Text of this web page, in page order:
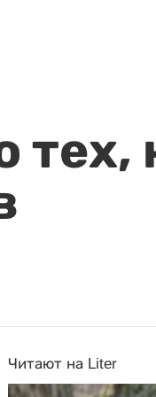
тех,
Читают на Liter